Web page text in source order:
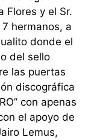
Flores y el Sr.
hermanos, a
donde el
del sello
las puertas
discográfica
con apenas
el apoyo de
Lemus,